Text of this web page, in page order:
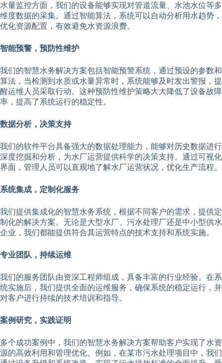
水量监控方面，我们的设备能够实现对管道流量、水池水位等多
维度数据的采集。通过智能算法，系统可以自动分析用水趋势，
优化资源配置，有效避免水资源浪费。
智能预警，预防性维护
我们的智慧水务解决方案包括智能预警系统，通过预设的参数和
算法，当检测到水质或水量异常时，系统能够及时发出警报，提
醒运维人员采取行动。这种预防性维护策略大大降低了设备故障
率，提高了系统运行的稳定性。
数据分析，决策支持
我们的软件平台具备强大的数据处理能力，能够对历史数据进行
深度挖掘和分析，为水厂运营提供科学的决策支持。通过可视化
界面，管理人员可以直观地了解水厂运营状况，优化生产流程。
系统集成，定制化服务
我们提供集成化的智慧水务系统，根据不同客户的需求，提供定
制化的解决方案。无论是大型水厂、污水处理厂还是中小型供水
企业，我们都能提供符合其运营特点的技术支持和系统实施。
专业团队，持续运维
我们的服务团队由资深工程师组成，具备丰富的行业经验。在系
统实施后，我们提供全面的运维服务，确保系统的稳定运行，并
对客户进行持续的技术培训和指导。
案例研究，实践证明
多个成功案例中，我们的智慧水务解决方案帮助客户实现了水资
源的高效利用和管理优化。例如，在某市污水处理项目中，我们